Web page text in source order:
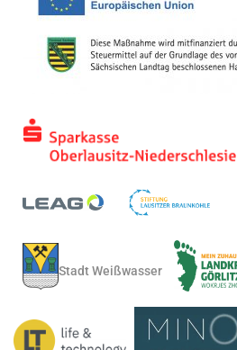
Stadt Weißwasser